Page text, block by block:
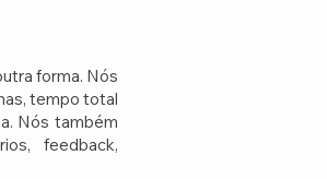
forma. Nós
tempo total
Nós também
feedback,